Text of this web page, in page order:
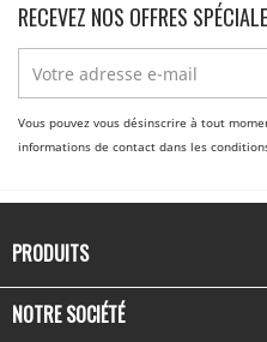
RECEVEZ NOS OFFRES
Vous pouvez vous désinscrire à tout
informations de contact dans les
PRODUITS
NOTRE SOCIÉTÉ